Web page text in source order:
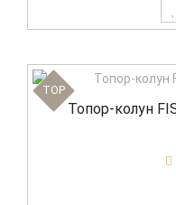
TOP
Топор-колун